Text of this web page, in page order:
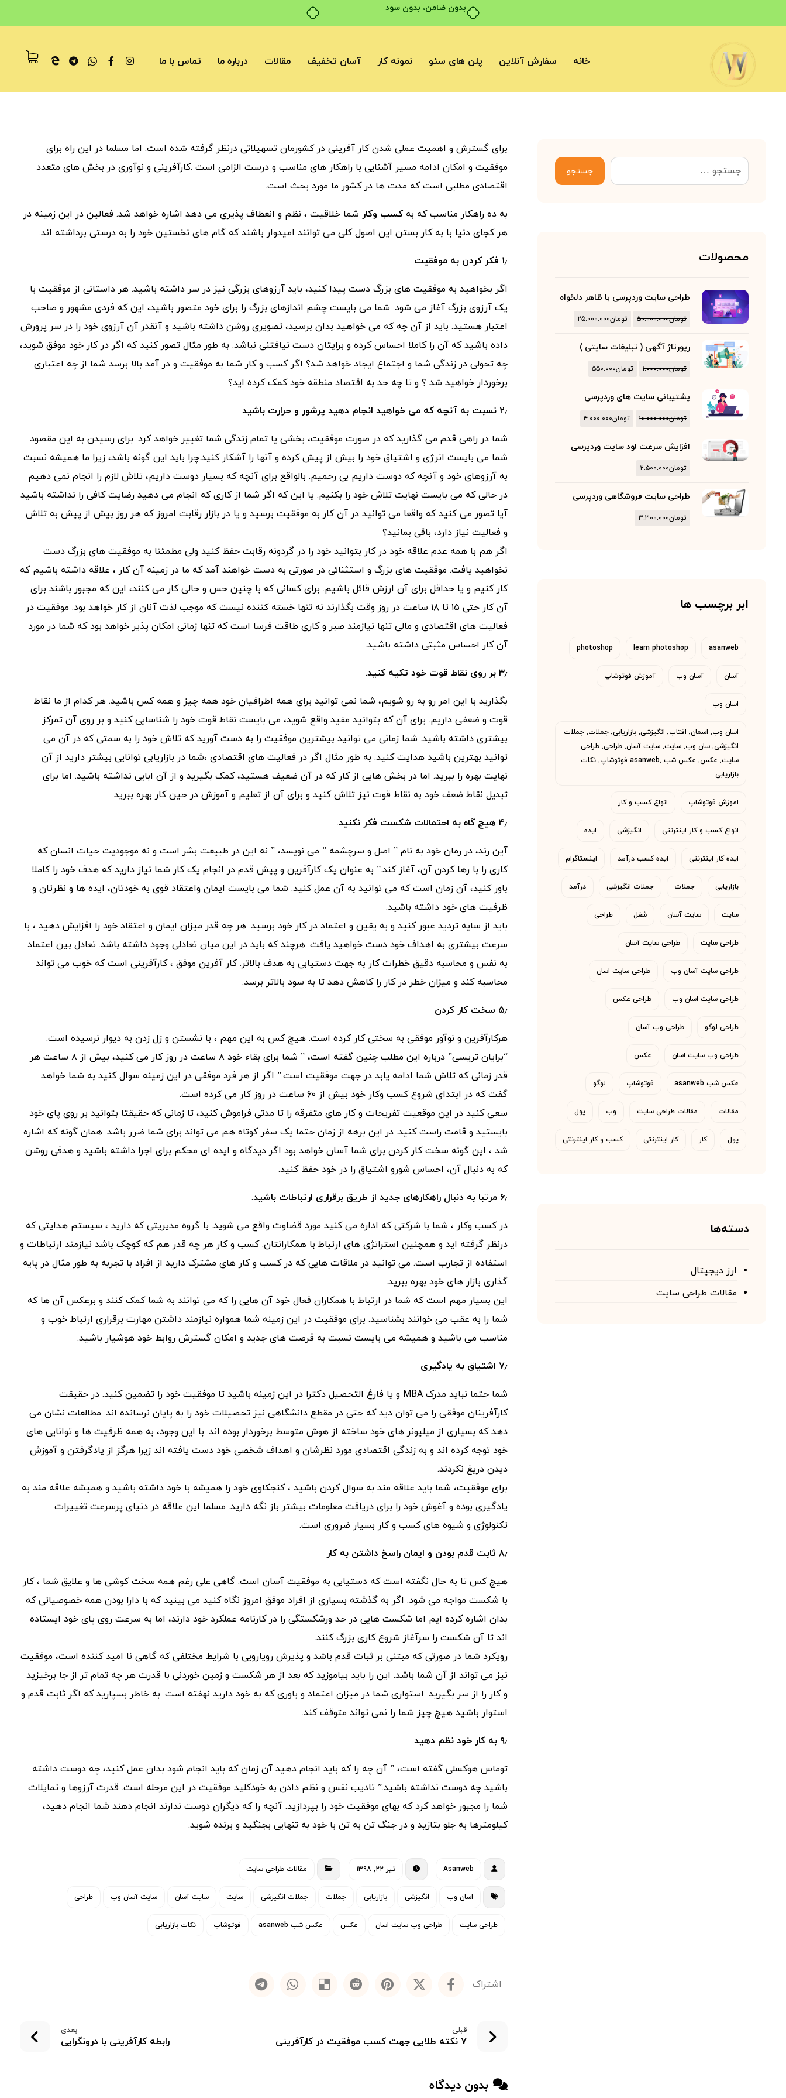
بدون ضامن، بدون سود
خانه سفارش آنلاین پلن های سئو نمونه کار آسان تخفیف مقالات درباره ما تماس با ما
برای گسترش و اهمیت عملی شدن کار آفرینی در کشورمان تسهیلاتی درنظر گرفته شده است. اما مسلما در این راه برای
موفقیت و امکان ادامه مسیر آشنایی با راهکار های مناسب و درست الزامی است .کارآفرینی و نوآوری در بخش های متعدد
اقتصادی مطلبی است که مدت ها در کشور ما مورد بحث است.
به ده راهکار مناسب که بهکسب وکار شما خلاقیت ، نظم و انعطاف پذیری می دهد اشاره خواهد شد. فعالین در این زمینه در
هر کجای دنیا با به کار بستن این اصول کلی می توانند امیدوار باشند که گام های نخستین خود را به درستی برداشته اند.
۱٫ فکر کردن به موفقیت
اگر بخواهید به موفقیت های بزرگ دست پیدا کنید، باید آرزوهای بزرگی نیز در سر داشته باشید. هر داستانی از موفقیت با
یک آرزوی بزرگ آغاز می شود. شما می بایست چشم اندازهای بزرگ را برای خود متصور باشید، این که فردی مشهور و صاحب
اعتبار هستید. باید از آن چه که می خواهید بدان برسید، تصویری روشن داشته باشید و آنقدر آن آرزوی خود را در سر پرورش
داده باشید که آن را کاملا احساس کرده و برایتان دست نیافتنی نباشد. به طور مثال تصور کنید که اگر در کار خود موفق شوید،
چه تحولی در زندگی شما و اجتماع ایجاد خواهد شد؟ اگر کسب و کار شما به موفقیت و در آمد بالا برسد شما از چه اعتباری
برخوردار خواهید شد ؟ و تا چه حد به اقتصاد منطقه خود کمک کرده اید؟
۲٫ نسبت به آنچه که می خواهید انجام دهید پرشور و حرارت باشید
شما در راهی قدم می گذارید که در صورت موفقیت، بخشی یا تمام زندگی شما تغییر خواهد کرد. برای رسیدن به این مقصود
شما می بایست انرژی و اشتیاق خود را بیش از پیش کرده و آنها را آشکار کنید.چرا باید این گونه باشد، زیرا ما همیشه نسبت
به آرزوهای خود و آنچه که دوست داریم بی رحمیم. بالواقع برای آنچه که بسیار دوست داریم، تلاش لازم را انجام نمی دهیم
در حالی که می بایست نهایت تلاش خود را بکنیم. یا این که اگر شما از کاری که انجام می دهید رضایت کافی را نداشته باشید
آیا تصور می کنید که واقعا می توانید در آن کار به موفقیت برسید و یا در بازار رقابت امروز که هر روز بیش از پیش به تلاش
و فعالیت نیاز دارد، باقی بمانید؟
اگر هم با همه عدم علاقه خود در کار بتوانید خود را در گردونه رقابت حفظ کنید ولی مطمئنا به موفقیت های بزرگ دست
نخواهید یافت. موفقیت های بزرگ و استثنائی در صورتی به دست خواهند آمد که ما در زمینه آن کار ، علاقه داشته باشیم که
کار کنیم و یا حداقل برای آن ارزش قائل باشیم. برای کسانی که با چنین حس و حالی کار می کنند، این که مجبور باشند برای
آن کار حتی ۱۵ تا ۱۸ ساعت در روز وقت بگذارند نه تنها خسته کننده نیست که موجب لذت آنان از کار خواهد بود. موفقیت در
فعالیت های اقتصادی و مالی تنها نیازمند صبر و کاری طاقت فرسا است که تنها زمانی امکان پذیر خواهد بود که شما در مورد
آن کار احساس مثبتی داشته باشید.
۳٫ بر روی نقاط قوت خود تکیه کنید .
بگذارید با این امر رو به رو شویم، شما نمی توانید برای همه اطرافیان خود همه چیز و همه کس باشید. هر کدام از ما نقاط
قوت و ضعفی داریم. برای آن که بتوانید مفید واقع شوید، می بایست نقاط قوت خود را شناسایی کنید و بر روی آن تمرکز
بیشتری داشته باشید. شما زمانی می توانید بیشترین موفقیت را به دست آورید که تلاش خود را به سمتی که در آن می
توانید بهترین باشید هدایت کنید. به طور مثال اگر در فعالیت های اقتصادی ،شما در بازاریابی توانایی بیشتر دارید از آن
نهایت بهره را ببرید. اما در بخش هایی از کار که در آن ضعیف هستید، کمک بگیرید و از آن ابایی نداشته باشید. اما برای
تبدیل نقاط ضعف خود به نقاط قوت نیز تلاش کنید و برای آن از تعلیم و آموزش در حین کار بهره ببرید.
۴٫ هیچ گاه به احتمالات شکست فکر نکنید .
آین رند، در رمان خود به نام ” اصل و سرچشمه ” می نویسد، ” نه این در طبیعت بشر است و نه موجودیت حیات انسان که
کاری را با رها کردن آن، آغاز کند.” به عنوان یک کارآفرین و پیش قدم در انجام یک کار شما نیاز دارید که هدف خود را کاملا
باور کنید، آن زمان است که می توانید به آن عمل کنید. شما می بایست ایمان واعتقاد قوی به خودتان، ایده ها و نظرتان و
ظرفیت های خود داشته باشید.
باید از سایه تردید عبور کنید و به یقین و اعتماد در کار خود برسید. هر چه قدر میزان ایمان و اعتقاد خود را افزایش دهید ، با
سرعت بیشتری به اهداف خود دست خواهید یافت. هرچند که باید در این میان تعادلی وجود داشته باشد. تعادل بین اعتماد
به نفس و محاسبه دقیق خطرات کار به جهت دستیابی به هدف بالاتر. کار آفرین موفق ، کارآفرینی است که خوب می تواند
محاسبه کند و میزان خطر در کار را کاهش دهد تا به سود بالاتر برسد.
۵٫ سخت کار کردن
هرکارآفرین و نوآور موفقی به سختی کار کرده است. هیچ کس به این مهم ، با نشستن و زل زدن به دیوار نرسیده است.
“برایان تریسی” درباره این مطلب چنین گفته است، ” شما برای بقاء خود ۸ ساعت در روز کار می کنید، بیش از ۸ ساعت هر
قدر زمانی که تلاش شما ادامه یابد در جهت موفقیت است.” اگر از هر فرد موفقی در این زمینه سوال کنید به شما خواهد
گفت که در ابتدای شروع کسب وکار خود بیش از ۶۰ ساعت در روز کار می کرده است.
سعی کنید در این موقعیت تفریحات و کار های متفرقه را تا مدتی فراموش کنید، تا زمانی که حقیقتا بتوانید بر روی پای خود
بایستید و قامت راست کنید. در این برهه از زمان حتما یک سفر کوتاه هم می تواند برای شما ضرر باشد. همان گونه که اشاره
شد ، این گونه سخت کار کردن برای شما آسان خواهد بود اگر دیدگاه و ایده ای محکم برای اجرا داشته باشید و هدفی روشن
که به دنبال آن، احساس شورو اشتیاق را در خود حفظ کنید.
۶٫ مرتبا به دنبال راهکارهای جدید از طریق برقراری ارتباطات باشید .
در کسب وکار ، شما با شرکتی که اداره می کنید مورد قضاوت واقع می شوید. با گروه مدیریتی که دارید ، سیستم هدایتی که
درنظر گرفته اید و همچنین استراتژی های ارتباط با همکارانتان. کسب و کار هر چه قدر هم که کوچک باشد نیازمند ارتباطات و
استفاده از تجارب است. می توانید در ملاقات هایی که در کسب و کار های مشترک دارید از افراد با تجربه به طور مثال در پایه
گذاری بازار های خود بهره ببرید.
این بسیار مهم است که شما در ارتباط با همکاران فعال خود آن هایی را که می توانند به شما کمک کنند و برعکس آن ها که
شما را به عقب می خوانند بشناسید. برای موفقیت در این زمینه شما همواره نیازمند داشتن مهارت برقراری ارتباط خوب و
مناسب می باشید و همیشه می بایست نسبت به فرصت های جدید و امکان گسترش روابط خود هوشیار باشید.
۷٫ اشتیاق به یادگیری
شما حتما نباید مدرک MBA و یا فارغ التحصیل دکترا در این زمینه باشید تا موفقیت خود را تضمین کنید. در حقیقت
کارآفرینان موفقی را می توان دید که حتی در مقطع دانشگاهی نیز تحصیلات خود را به پایان نرسانده اند. مطالعات نشان می
دهد که بسیاری از میلیونر های خود ساخته از هوش متوسط برخوردار بوده اند. با این وجود، به همه ظرفیت ها و توانایی های
خود توجه کرده اند و به زندگی اقتصادی مورد نظرشان و اهداف شخصی خود دست یافته اند زیرا هرگز از یادگرفتن و آموزش
دیدن دریغ نکردند.
برای موفقیت، شما باید علاقه مند به سوال کردن باشید ، کنجکاوی خود را همیشه با خود داشته باشید و همیشه علاقه مند به
یادگیری بوده و آغوش خود را برای دریافت معلومات بیشتر باز نگه دارید. مسلما این علاقه در دنیای پرسرعت تغییرات
تکنولوژی و شیوه های کسب و کار بسیار ضروری است.
۸٫ ثابت قدم بودن و ایمان راسخ داشتن به کار
هیچ کس تا به حال نگفته است که دستیابی به موفقیت آسان است. گاهی علی رغم همه سخت کوشی ها و علایق شما ، کار
با شکست مواجه می شود. اگر به گذشته بسیاری از افراد موفق امروز نگاه کنید می بینید که با دارا بودن همه خصوصیاتی که
بدان اشاره کرده ایم اما شکست هایی در حد ورشکستگی را در کارنامه عملکرد خود دارند، اما به سرعت روی پای خود ایستاده
اند تا آن شکست را سرآغاز شروع کاری بزرگ کنند.
رویکرد شما در صورتی که مبتنی بر ثبات قدم باشد و پذیرش رویارویی با شرایط مختلفی که گاهی نا امید کننده است، موفقیت
نیز می تواند از آن شما باشد. این را باید بیاموزید که بعد از هر شکست و زمین خوردنی با قدرت هر چه تمام تر از جا برخیزید
و کار را از سر بگیرید. استواری شما در میزان اعتماد و باوری که به خود دارید نهفته است. به خاطر بسپارید که اگر ثابت قدم و
استوار باشید هیچ چیز شما را نمی تواند متوقف کند.
۹٫ به کار خود نظم دهید .
توماس هوکسلی گفته است، ” آن چه را که باید انجام دهید آن زمان که باید انجام شود بدان عمل کنید، چه دوست داشته
باشید چه دوست نداشته باشید.” تادیب نفس و نظم دادن به خودکلید موفقیت در این مرحله است. قدرت آرزوها و تمایلات
شما را مجبور خواهد کرد که بهای موفقیت خود را بپردازید. آنچه را که دیگران دوست ندارند انجام دهند شما انجام دهید،
کیلومترها به جلو بتازید و در جنگ تن به تن با خود به تنهایی بجنگید و برنده شوید.
Asanweb تیر ۲۲, ۱۳۹۸ مقالات طراحی سایت
اسان وب انگیزشی بازاریابی جملات جملات انگیزشی سایت سایت آسان سایت آسان وب طراحی
طراحی سایت طراحی وب سایت اسان عکس عکس شب asanweb فوتوشاپ نکات بازاریابی
قبلی
۷ نکته طلایی جهت کسب موفقیت در کارآفرینی
بعدی
رابطه کارآفرینی با درونگرایی
بدون دیدگاه
جستجو
محصولات
طراحی سایت وردپرسی با ظاهر دلخواه
تومان۵۰.۰۰۰.۰۰۰ تومان۲۵.۰۰۰.۰۰۰
رپورتاژ آگهی ( تبلیغات سایتی )
تومان۱.۰۰۰.۰۰۰ تومان۵۵۰.۰۰۰
پشتیبانی سایت های وردپرسی
تومان۱۰.۰۰۰.۰۰۰ تومان۴.۰۰۰.۰۰۰
افزایش سرعت لود سایت وردپرسی
تومان۲.۵۰۰.۰۰۰
طراحی سایت فروشگاهی وردپرسی
تومان۳.۳۰۰.۰۰۰
ابر برچسب ها
asanweb
learn photoshop
photoshop
آسان آسان وب آموزش فوتوشاپ
اسان وب
اسان وب٬ اسمان٬ افتاب٬ انگیزشی٬ بازاریابی٬ جملات٬ جملات
انگیزشی٬ سان وب٬ سایت٬ سایت آسان٬ طراحی٬ طراحی
سایت٬ عکس٬ عکس شب asanweb٬ فوتوشاپ٬ نکات
بازاریابی
اموزش فوتوشاپ انواع کسب و کار
انواع کسب و کار اینترنتی انگیزشی ایده
ایده کار اینترنتی ایده کسب درآمد اینستاگرام
بازاریابی جملات جملات انگیزشی درآمد
سایت سایت آسان شغل طراحی
طراحی سایت طراحی سایت آسان
طراحی سایت آسان وب طراحی سایت اسان
طراحی سایت اسان وب طراحی عکس
طراحی لوگو طراحی وب آسان
طراحی وب سایت اسان عکس
عکس شب asanweb فوتوشاپ لوگو
مقالات مقالات طراحی سایت وب پول
پول کار کار اینترنتی کسب و کار اینترنتی
دسته‌ها
ارز دیجیتال
مقالات طراحی سایت